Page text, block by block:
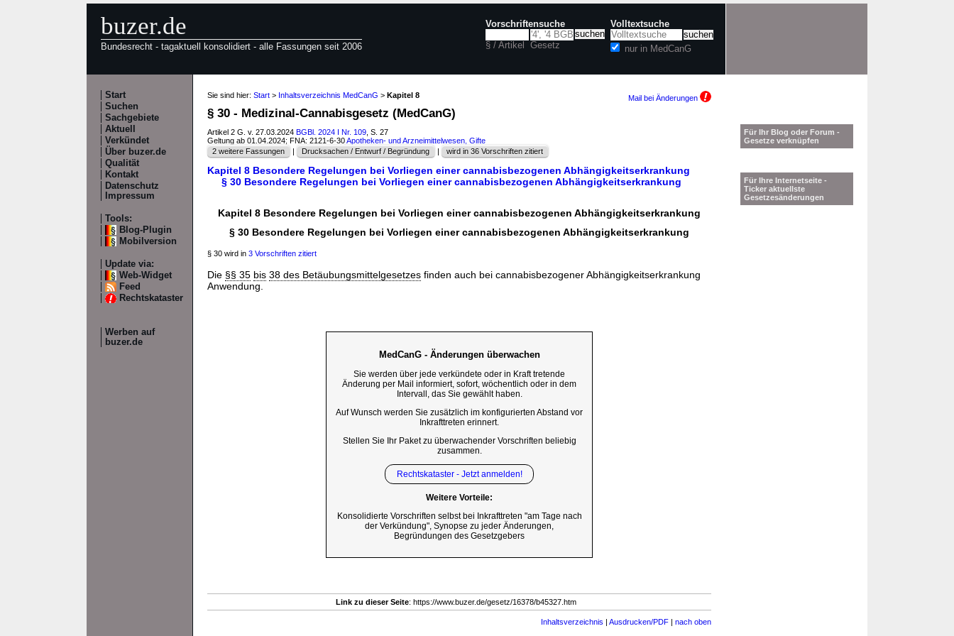
buzer.de
Bundesrecht - tagaktuell konsolidiert - alle Fassungen seit 2006
Vorschriftensuche
§ / Artikel Gesetz
Volltextsuche
nur in MedCanG
Start
Suchen
Sachgebiete
Aktuell
Verkündet
Über buzer.de
Qualität
Kontakt
Datenschutz
Impressum
Tools:
Blog-Plugin
Mobilversion
Update via:
Web-Widget
Feed
Rechtskataster
Werben auf
buzer.de
Sie sind hier: Start > Inhaltsverzeichnis MedCanG > Kapitel 8 Mail bei Änderungen
§ 30 - Medizinal-Cannabisgesetz (MedCanG)
Artikel 2 G. v. 27.03.2024 BGBl. 2024 I Nr. 109 , S. 27
Geltung ab 01.04.2024; FNA: 2121-6-30Apotheken- und Arzneimittelwesen, Gifte
2 weitere Fassungen
| Drucksachen / Entwurf / Begründung | wird in 36 Vorschriften zitiert
Kapitel 8 Besondere Regelungen bei Vorliegen einer cannabisbezogenen Abhängigkeitserkrankung
§ 30 Besondere Regelungen bei Vorliegen einer cannabisbezogenen Abhängigkeitserkrankung
Kapitel 8 Besondere Regelungen bei Vorliegen einer cannabisbezogenen Abhängigkeitserkrankung
§ 30 Besondere Regelungen bei Vorliegen einer cannabisbezogenen Abhängigkeitserkrankung
§ 30 wird in 3 Vorschriften zitiert
Die §§ 35 bis 38 des Betäubungsmittelgesetzes finden auch bei cannabisbezogener Abhängigkeitserkrankung
Anwendung.
MedCanG - Änderungen überwachen
Sie werden über jede verkündete oder in Kraft tretende
Änderung per Mail informiert, sofort, wöchentlich oder in dem
Intervall, das Sie gewählt haben.
Auf Wunsch werden Sie zusätzlich im konfigurierten Abstand vor
Inkrafttreten erinnert.
Stellen Sie Ihr Paket zu überwachender Vorschriften beliebig
zusammen.
Rechtskataster - Jetzt anmelden!
Weitere Vorteile:
Konsolidierte Vorschriften selbst bei Inkrafttreten "am Tage nach
der Verkündung", Synopse zu jeder Änderungen,
Begründungen des Gesetzgebers
Link zu dieser Seite: https://www.buzer.de/gesetz/16378/b45327.htm
Inhaltsverzeichnis Ausdrucken/PDF nach oben
Für Ihr Blog oder Forum -
Gesetze verknüpfen
Für Ihre Internetseite -
Ticker aktuellste
Gesetzesänderungen